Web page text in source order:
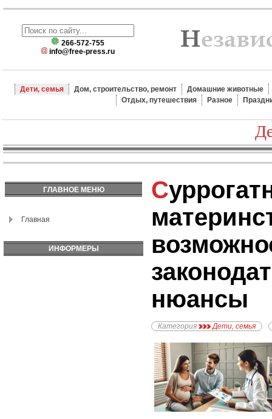
266-572-755
info@free-press.ru
Дети, семья Дом, строительство, ремонт
Домашние животные
Отдых, путешествия
Разное
ГЛАВНОЕ МЕНЮ
Главная
ИНФОРМЕРЫ
Суррогатное
нюансы
Категория Дети, семья